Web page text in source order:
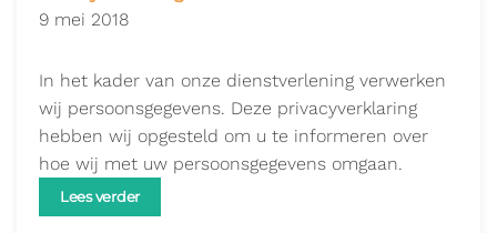
9 mei 2018
In het kader van onze dienstverlening verwerken
wij persoonsgegevens. Deze privacyverklaring
hebben wij opgesteld om u te informeren over
hoe wij met uw persoonsgegevens omgaan.
Lees verder